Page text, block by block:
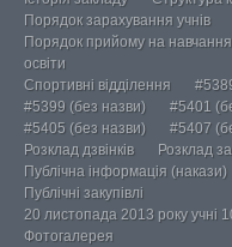
Порядок зарахування учнів
Порядок прийому на
освіти
Спортивні відділення
#5399 (без назви)
#5401
#5405 (без назви)
#5407
Розклад дзвінків
Розклад
Публічна інформація (накази)
Публічні закупівлі
20 листопада 2013 року учні
Фотогалерея